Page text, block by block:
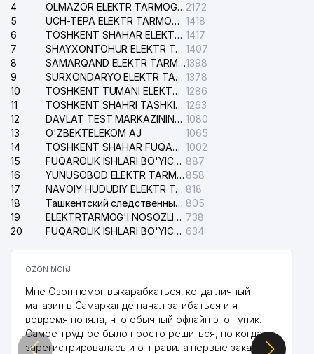
4
OLMAZOR ELEKTR TARMOG'I NOSOZLIKLARI XIZMATI2172
5
UCH-TEPA ELEKTR TARMOG'I NOSOZLIKLARI XIZMATI 1418
6
TOSHKENT SHAHAR ELEKTR TARMOQLARI KORXONASI AJ 1417
7
SHAYXONTOHUR ELEKTR TARMOG'I NOSOZLIKLARINI TUZATISH XIZMATI 1407
8
SAMARQAND ELEKTR TARMOQLARI AJ1398
9
SURXONDARYO ELEKTR TARMOQLARI AJ 1378
10
TOSHKENT TUMANI ELEKTR TARMOG'I AVARIYA XIZMATI 1286
11
TOSHKENT SHAHRI TASHKILOT TELEFONLARI HAQIDA MA'LUMOT BYUROSI 1263
12
DAVLAT TEST MARKAZINING ISHONCH TELEFONLARI 1080
13
O'ZBEKTELEKOM AJ
1065
14
TOSHKENT SHAHAR FUQAROLIK ISHLARI BO'YICHA SUDI 1002
15
FUQAROLIK ISHLARI BO'YICHA YAKKASAROY TUMANLARARO SUDI 887
16
YUNUSOBOD ELEKTR TARMOG'I NOSOZLIKLARI XIZMATI 858
17
NAVOIY HUDUDIY ELEKTR TARMOQLARI KORXONASI AJ 818
18
Ташкентский следственный изолятор 805
19
ELEKTRTARMOG'I NOSOZLIKLARINI TO'ZATISH SERGELI XIZMATI 738
20
FUQAROLIK ISHLARI BO'YICHA UCH-TEPA TUMANI SUDI 634
OZON MChJ
Мне Озон помог выкарабкаться, когда личный
магазин в Самарканде начал загибаться и я
вовремя поняла, что обычный офлайн это тупик.
Самое трудное было просто решиться, но когда
зарегистрировалась и отправила первые заказы,